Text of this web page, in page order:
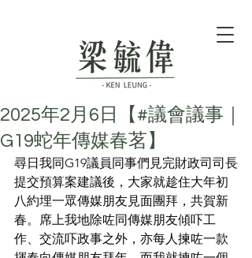
2025年2月6日【#議會議事｜
G19蛇年傳媒春茗】
尋日我同G19議員同事們見完財政司司長
提交預算案建議後，大家就趁住大年初
八約埋一眾傳媒朋友見面團拜，共賀新
春。席上我地除咗同傳媒朋友傾吓工
作、交流吓政事之外，亦每人揀咗一款